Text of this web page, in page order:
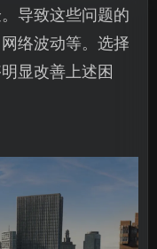
导致这些问题的
络波动等。选择
显改善上述困